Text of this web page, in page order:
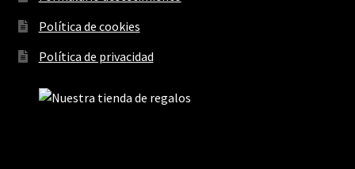
Política de cookies
Política de privacidad